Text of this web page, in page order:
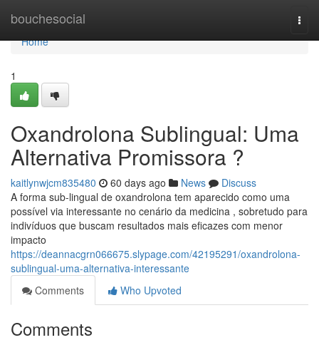
bouchesocial
Home
Home
1
Oxandrolona Sublingual: Uma
Alternativa Promissora ?
kaitlynwjcm835480 60 days ago News
Discuss
A forma sub-lingual de oxandrolona tem aparecido como uma
possível via interessante no cenário da medicina , sobretudo para
indivíduos que buscam resultados mais eficazes com menor
impacto
https://deannacgrn066675.slypage.com/42195291/oxandrolona-
sublingual-uma-alternativa-interessante
Comments
Who Upvoted
Comments